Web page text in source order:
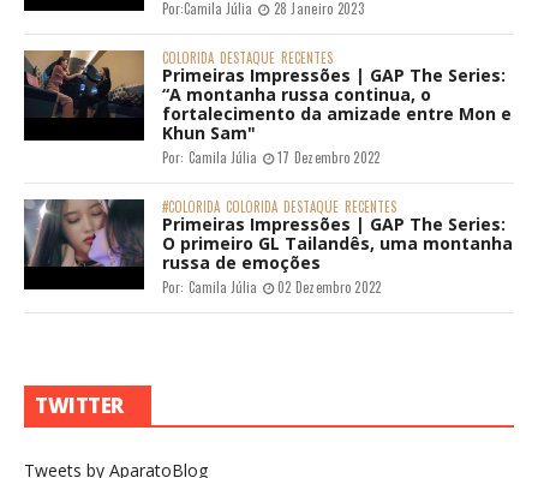
Por:Camila Júlia 28 Janeiro 2023
COLORIDA DESTAQUE RECENTES
Primeiras Impressões | GAP The Series:
“A montanha russa continua, o
fortalecimento da amizade entre Mon e
Khun Sam"
Por: Camila Júlia 17 Dezembro 2022
#COLORIDA COLORIDA DESTAQUE RECENTES
Primeiras Impressões | GAP The Series:
O primeiro GL Tailandês, uma montanha
russa de emoções
Por: Camila Júlia 02 Dezembro 2022
TWITTER
Tweets by AparatoBlog